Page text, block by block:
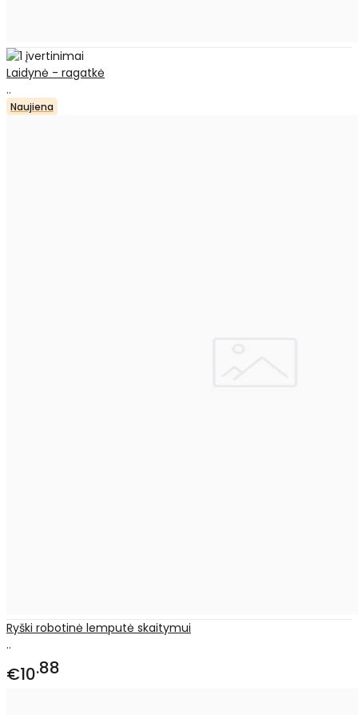
Laidynė - ragatkė
..
Naujiena
Ryški robotinė lemputė skaitymui
..
€10 88